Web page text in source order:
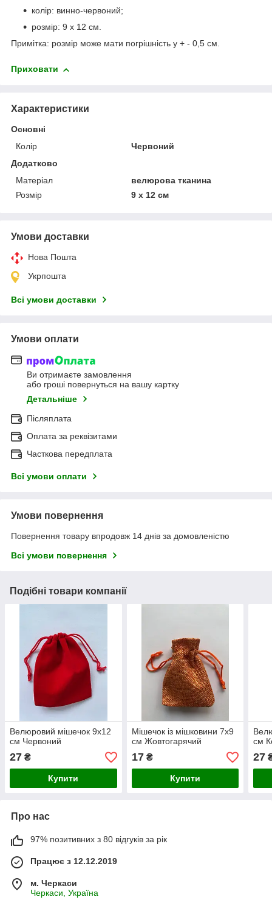
колір: винно-червоний;
розмір: 9 х 12 см.
Примітка: розмір може мати погрішність у + - 0,5 см.
Приховати
Характеристики
Основні
Колір
Червоний
Додатково
Матеріал
велюрова тканина
Розмір
9 х 12 см
Умови доставки
Нова Пошта
Укрпошта
Всі умови доставки
Умови оплати
Ви отримаєте замовлення
або гроші повернуться на вашу картку
Детальніше
Післяплата
Оплата за реквізитами
Часткова передплата
Всі умови оплати
Умови повернення
Повернення товару впродовж 14 днів за домовленістю
Всі умови повернення
Подібні товари компанії
Велюровий мішечок 9х12
см Червоний
27 ₴
Купити
Мішечок із мішковини 7х9
см Жовтогарячий
17₴
Купити
см
27
Про нас
97% позитивних з 80 відгуків за рік
Працює з 12.12.2019
м. Черкаси
Черкаси, Україна